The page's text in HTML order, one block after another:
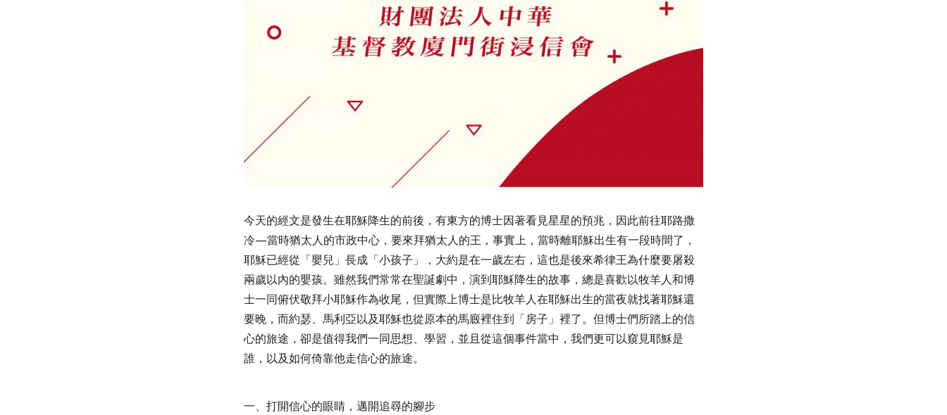
今天的經文是發生在耶穌降生的前後，有東方的博士因著看見星星的預兆，因此前往耶路撒
冷—當時猶太人的市政中心，要來拜猶太人的王，事實上，當時離耶穌出生有一段時間了，
耶穌已經從「嬰兒」長成「小孩子」，大約是在一歲左右，這也是後來希律王為什麼要屠殺
兩歲以內的嬰孩。雖然我們常常在聖誕劇中，演到耶穌降生的故事，總是喜歡以牧羊人和博
士一同俯伏敬拜小耶穌作為收尾，但實際上博士是比牧羊人在耶穌出生的當夜就找著耶穌還
要晚，而約瑟、馬利亞以及耶穌也從原本的馬廄裡住到「房子」裡了。但博士們所踏上的信
心的旅途，卻是值得我們一同思想、學習，並且從這個事件當中，我們更可以窺見耶穌是
誰，以及如何倚靠他走信心的旅途。
一、打開信心的眼睛，邁開追尋的腳步